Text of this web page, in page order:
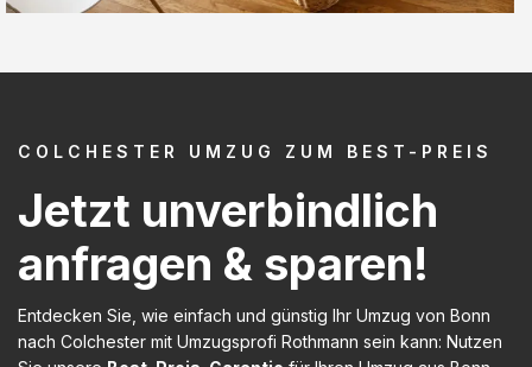
COLCHESTER UMZUG ZUM BEST-PREIS
Jetzt unverbindlich
anfragen & sparen!
Entdecken Sie, wie einfach und günstig Ihr Umzug von Bonn
nach Colchester mit Umzugsprofi Rothmann sein kann: Nutzen